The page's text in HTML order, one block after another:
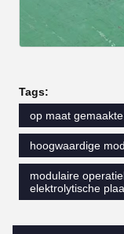
Tags:
op maat
hoogwaardige
modulaire
elektrolytische